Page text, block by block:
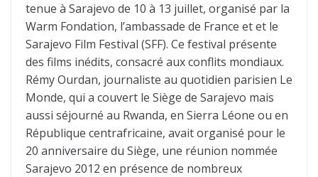
tenue à Sarajevo de 10 à 13 juillet, organisé par la
Warm Fondation, l’ambassade de France et et le
Sarajevo Film Festival (SFF). Ce festival présente
des films inédits, consacré aux conflits mondiaux.
Rémy Ourdan, journaliste au quotidien parisien Le
Monde, qui a couvert le Siège de Sarajevo mais
aussi séjourné au Rwanda, en Sierra Léone ou en
République centrafricaine, avait organisé pour le
20 anniversaire du Siège, une réunion nommée
Sarajevo 2012 en présence de nombreux